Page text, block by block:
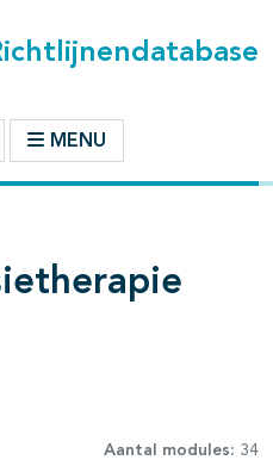
MENU
Aantal modules: 34